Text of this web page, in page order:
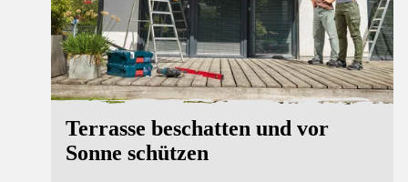
Terrasse beschatten und vor
Sonne schützen